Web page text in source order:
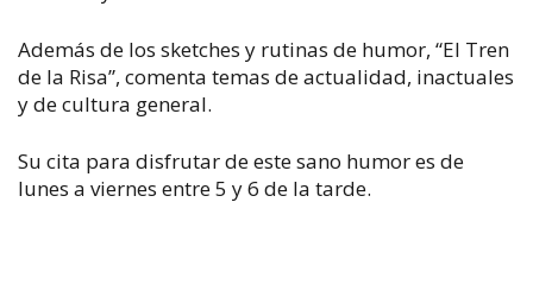
Además de los sketches y rutinas de humor, “El Tren
de la Risa”, comenta temas de actualidad, inactuales
y de cultura general.
Su cita para disfrutar de este sano humor es de
lunes a viernes entre 5 y 6 de la tarde.